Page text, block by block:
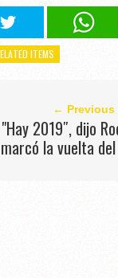
ITEMS
← Previous
"Hay 2019″, dijo
marcó la vuelta